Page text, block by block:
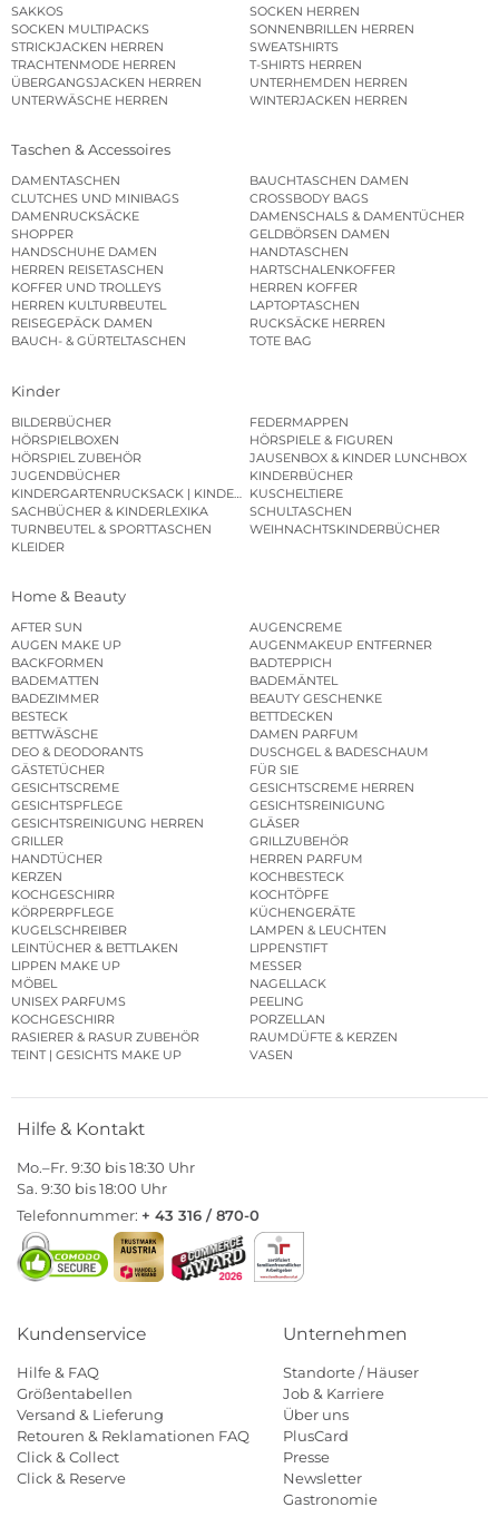
SAKKOS
SOCKEN HERREN
SOCKEN MULTIPACKS
SONNENBRILLEN HERREN
STRICKJACKEN HERREN
SWEATSHIRTS
TRACHTENMODE HERREN
T-SHIRTS HERREN
ÜBERGANGSJACKEN HERREN
UNTERHEMDEN HERREN
UNTERWÄSCHE HERREN
WINTERJACKEN HERREN
Taschen & Accessoires
DAMENTASCHEN
BAUCHTASCHEN DAMEN
CLUTCHES UND MINIBAGS
CROSSBODY BAGS
DAMENRUCKSÄCKE
DAMENSCHALS & DAMENTÜCHER
SHOPPER
GELDBÖRSEN DAMEN
HANDSCHUHE DAMEN
HANDTASCHEN
HERREN REISETASCHEN
HARTSCHALENKOFFER
KOFFER UND TROLLEYS
HERREN KOFFER
HERREN KULTURBEUTEL
LAPTOPTASCHEN
REISEGEPÄCK DAMEN
RUCKSÄCKE HERREN
BAUCH- & GÜRTELTASCHEN
TOTE BAG
Kinder
BILDERBÜCHER
FEDERMAPPEN
HÖRSPIELBOXEN
HÖRSPIELE & FIGUREN
HÖRSPIEL ZUBEHÖR
JAUSENBOX & KINDER LUNCHBOX
JUGENDBÜCHER
KINDERBÜCHER
KINDERGARTENRUCKSACK | KINDERGARTENBEUTEL
KUSCHELTIERE
SACHBÜCHER & KINDERLEXIKA
SCHULTASCHEN
TURNBEUTEL & SPORTTASCHEN
WEIHNACHTSKINDERBÜCHER
KLEIDER
Home & Beauty
AFTER SUN
AUGENCREME
AUGEN MAKE UP
AUGENMAKEUP ENTFERNER
BACKFORMEN
BADTEPPICH
BADEMATTEN
BADEMÄNTEL
BADEZIMMER
BEAUTY GESCHENKE
BESTECK
BETTDECKEN
BETTWÄSCHE
DAMEN PARFUM
DEO & DEODORANTS
DUSCHGEL & BADESCHAUM
GÄSTETÜCHER
FÜR SIE
GESICHTSCREME
GESICHTSCREME HERREN
GESICHTSPFLEGE
GESICHTSREINIGUNG
GESICHTSREINIGUNG HERREN
GLÄSER
GRILLER
GRILLZUBEHÖR
HANDTÜCHER
HERREN PARFUM
KERZEN
KOCHBESTECK
KOCHGESCHIRR
KOCHTÖPFE
KÖRPERPFLEGE
KÜCHENGERÄTE
KUGELSCHREIBER
LAMPEN & LEUCHTEN
LEINTÜCHER & BETTLAKEN
LIPPENSTIFT
LIPPEN MAKE UP
MESSER
MÖBEL
NAGELLACK
UNISEX PARFUMS
PEELING
KOCHGESCHIRR
PORZELLAN
RASIERER & RASUR ZUBEHÖR
RAUMDÜFTE & KERZEN
TEINT | GESICHTS MAKE UP
VASEN
Hilfe & Kontakt
Mo.–Fr. 9:30 bis 18:30 Uhr
Sa. 9:30 bis 18:00 Uhr
Telefonnummer: + 43 316 / 870-0
Kundenservice
Hilfe & FAQ
Größentabellen
Versand & Lieferung
Retouren & Reklamationen FAQ
Click & Collect
Click & Reserve
Unternehmen
Standorte / Häuser
Job & Karriere
Über uns
PlusCard
Presse
Newsletter
Gastronomie